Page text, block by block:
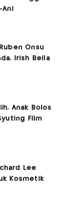
Ani
Onsu
Irish Bella
Anak Bolos
Film
Lee
Kosmetik